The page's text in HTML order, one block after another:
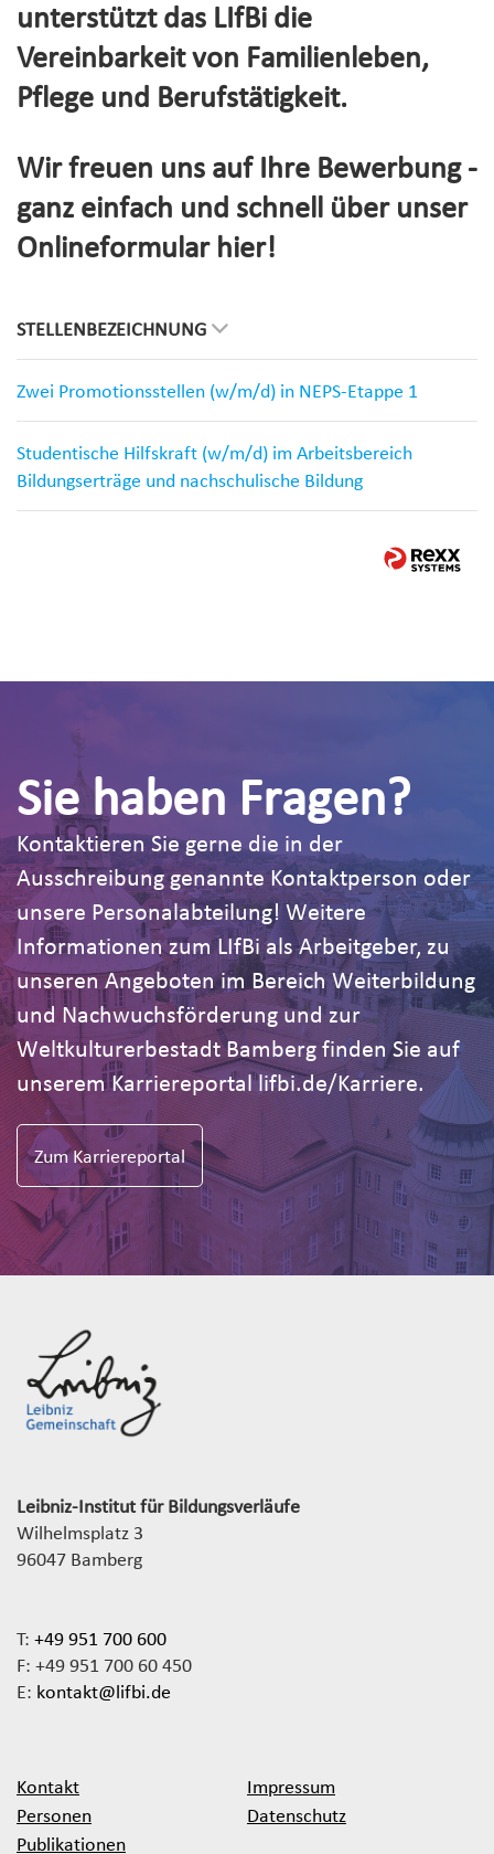
unterstützt das LIfBi die
Vereinbarkeit von Familienleben,
Pflege und Berufstätigkeit.
Wir freuen uns auf Ihre Bewerbung -
ganz einfach und schnell über unser
Onlineformular hier!
STELLENBEZEICHNUNG
Zwei Promotionsstellen (w/m/d) in NEPS-Etappe 1
Studentische Hilfskraft (w/m/d) im Arbeitsbereich
Bildungserträge und nachschulische Bildung
Sie haben Fragen?
Kontaktieren Sie gerne die in der
Ausschreibung genannte Kontaktperson oder
unsere Personalabteilung! Weitere
Informationen zum LIfBi als Arbeitgeber, zu
unseren Angeboten im Bereich Weiterbildung
und Nachwuchsförderung und zur
Weltkulturerbestadt Bamberg finden Sie auf
unserem Karriereportal lifbi.de/Karriere.
Zum Karriereportal
Leibniz-Institut für Bildungsverläufe
Wilhelmsplatz 3
96047 Bamberg
T: +49 951 700 600
F: +49 951 700 60 450
E: kontakt@lifbi.de
Kontakt
Personen
Publikationen
Impressum
Datenschutz